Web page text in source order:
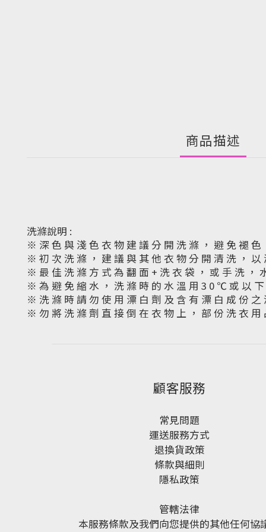
商品描述
洗滌說明 :
※ 深 色 與 淺 色 衣 物 建 議 分 開 洗 滌 ， 避 免 褪 色
※ 初 次 洗 滌 ， 建 議 與 其 他 衣 物 分 開 清 洗 ， 以
※ 最 佳 洗 滌 方 式 為 翻 面 + 洗 衣 袋 ， 或 手 洗 ，
※ 為 避 免 縮 水 ， 洗 滌 時 的 水 溫 用 3 0 ℃ 或 以
※ 洗 滌 時 請 勿 使 用 漂 白 劑 及 含 有 漂 白 成 份
※ 勿 將 洗 滌 劑 直 接 倒 在 衣 物 上 ， 部 份 洗 衣
顧客服務
常見問題
運送服務方式
退換貨政策
條款與細則
隱私政策
管轄法律
本服務條款及我們向您提供的其他任何協